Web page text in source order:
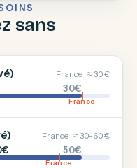
sans
France : ≈ 30 €
30€
France
France : ≈ 30-60 €
50€
France